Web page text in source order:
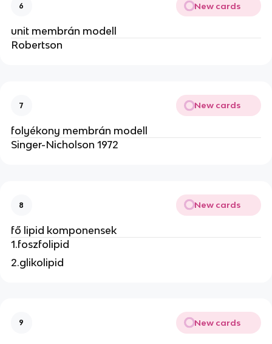
6 New cards
unit membrán modell
Robertson
7 New cards
folyékony membrán modell
Singer-Nicholson 1972
8 New cards
fő lipid komponensek
1.foszfolipid
2.glikolipid
9 New cards